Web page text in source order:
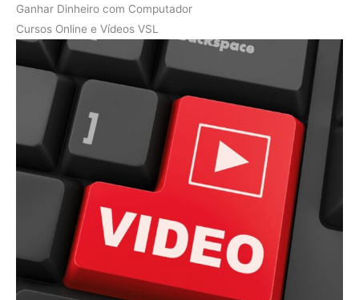
Ganhar Dinheiro com Computador
Cursos Online e Vídeos VSL